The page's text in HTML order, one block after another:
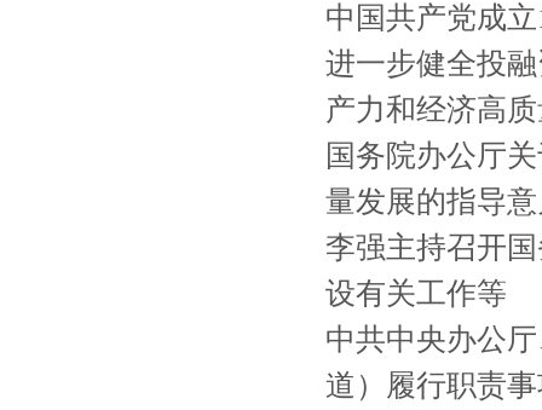
中国共产党成立
进一步健全投
产力和经济高
国务院办公厅
量发展的指导
李强主持召开
设有关工作等
中共中央办公
道）履行职责